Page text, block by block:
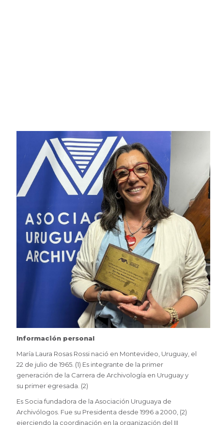
Información personal
María Laura Rosas Rossi nació en Montevideo, Uruguay, el
22 de julio de 1965. (1) Es integrante de la primer
generación de la Carrera de Archivología en Uruguay y
su primer egresada. (2)
Es Socia fundadora de la Asociación Uruguaya de
Archivólogos. Fue su Presidenta desde 1996 a 2000, (2)
ejerciendo la coordinación en la organización del III